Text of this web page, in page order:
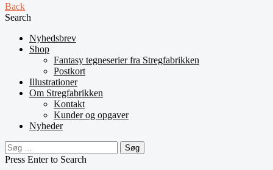
Back
Search
Nyhedsbrev
Shop
Fantasy tegneserier fra Stregfabrikken
Postkort
Illustrationer
Om Stregfabrikken
Kontakt
Kunder og opgaver
Nyheder
Søg
efter:
Press Enter to Search